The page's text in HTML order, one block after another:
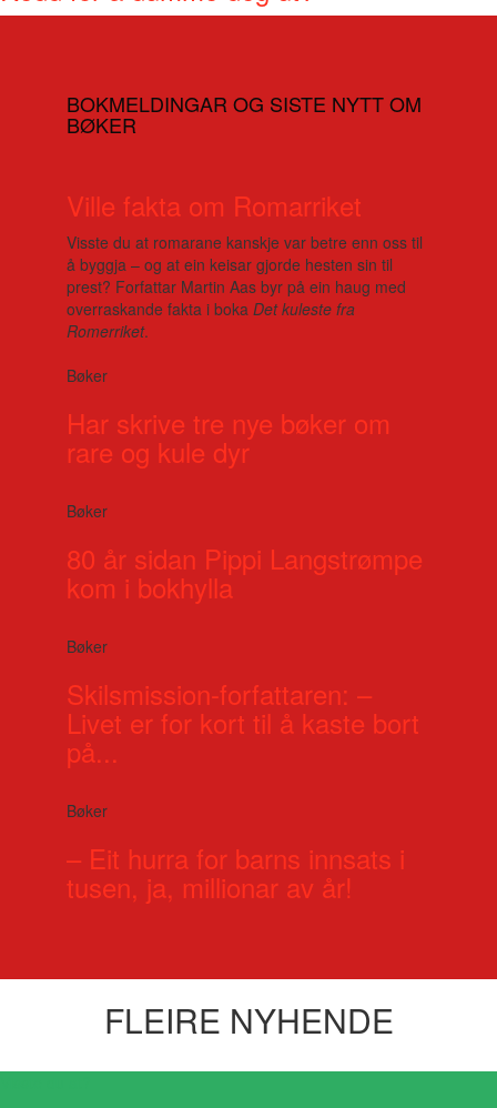
BOKMELDINGAR OG SISTE NYTT OM
BØKER
Ville fakta om Romarriket
Visste du at romarane kanskje var betre enn oss til
å byggja – og at ein keisar gjorde hesten sin til
prest? Forfattar Martin Aas byr på ein haug med
overraskande fakta i boka Det kuleste fra
Romerriket.
Bøker
Har skrive tre nye bøker om
rare og kule dyr
Bøker
80 år sidan Pippi Langstrømpe
kom i bokhylla
Bøker
Skilsmission-forfattaren: –
Livet er for kort til å kaste bort
på...
Bøker
– Eit hurra for barns innsats i
tusen, ja, millionar av år!
FLEIRE NYHENDE